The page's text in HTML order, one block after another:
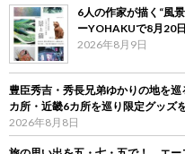
6人の作家が描く“風
ーYOHAKUで8月20
2026年8月9日
豊臣秀吉・秀長兄弟ゆかりの地を
カ所・近畿6カ所を巡り限定グッズ
2026年8月8日